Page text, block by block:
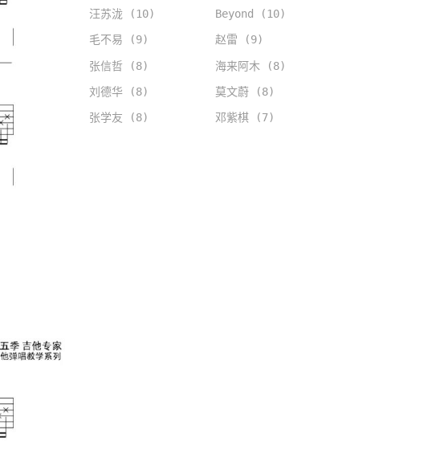
汪苏泷 (10) Beyond (10)
毛不易 (9) 赵雷 (9)
张信哲 (8) 海来阿木 (8)
刘德华 (8) 莫文蔚 (8)
张学友 (8) 邓紫棋 (7)